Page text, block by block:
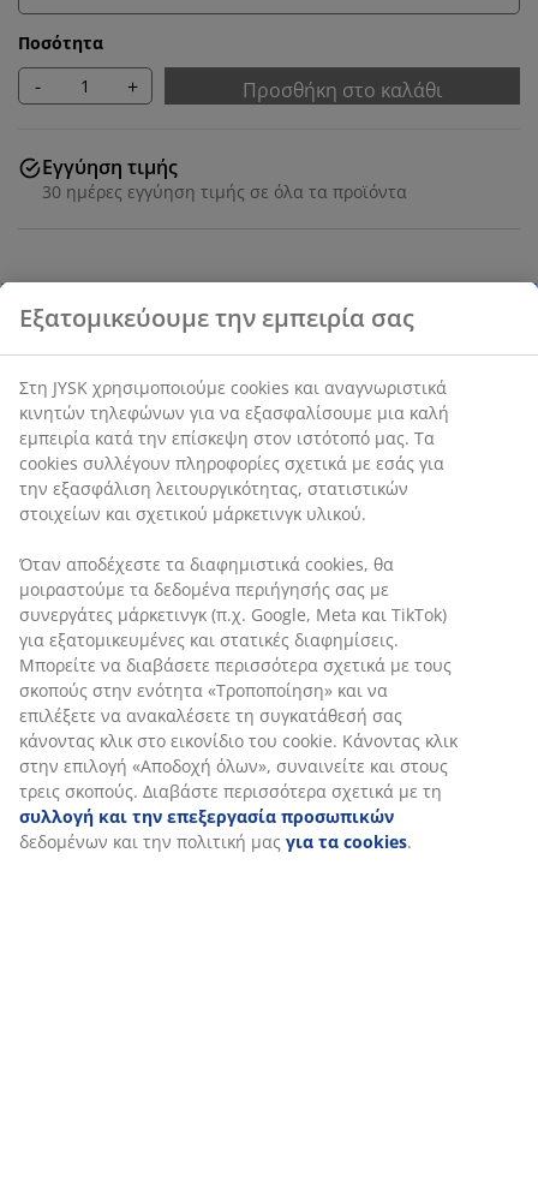
Ποσότητα
- + Προσθήκη στο καλάθι
Εγγύηση τιμής
30 ημέρες εγγύηση τιμής σε όλα τα προϊόντα
x Β48 cm
SKU: 3640328
Οδηγίες Συναρμολόγησης
Χαρακτηριστικά προϊόντος
Αξιολογήσεις
(10)
Αποστολή
Εξατομικεύουμε την εμπειρία σας
Στη JYSK χρησιμοποιούμε cookies και αναγνωριστικά
κινητών τηλεφώνων για να εξασφαλίσουμε μια καλή
εμπειρία κατά την επίσκεψη στον ιστότοπό μας. Τα
cookies συλλέγουν πληροφορίες σχετικά με εσάς για
την εξασφάλιση λειτουργικότητας, στατιστικών
στοιχείων και σχετικού μάρκετινγκ υλικού.
Όταν αποδέχεστε τα διαφημιστικά cookies, θα
μοιραστούμε τα δεδομένα περιήγησής σας με
συνεργάτες μάρκετινγκ (π.χ. Google, Meta και TikTok)
για εξατομικευμένες και στατικές διαφημίσεις.
Μπορείτε να διαβάσετε περισσότερα σχετικά με τους
σκοπούς στην ενότητα «Τροποποίηση» και να
επιλέξετε να ανακαλέσετε τη συγκατάθεσή σας
κάνοντας κλικ στο εικονίδιο του cookie. Κάνοντας κλικ
στην επιλογή «Αποδοχή όλων», συναινείτε και στους
τρεις σκοπούς. Διαβάστε περισσότερα σχετικά με τη
συλλογή και την επεξεργασία προσωπικών
δεδομένων και την πολιτική μας για τα cookies.